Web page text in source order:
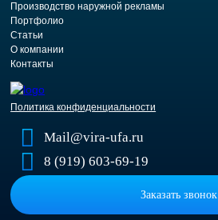
Производство наружной рекламы
Портфолио
Статьи
О компании
Контакты
Политика конфиденциальности
Mail@vira-ufa.ru
8 (919) 603-69-19
Заказать звонок